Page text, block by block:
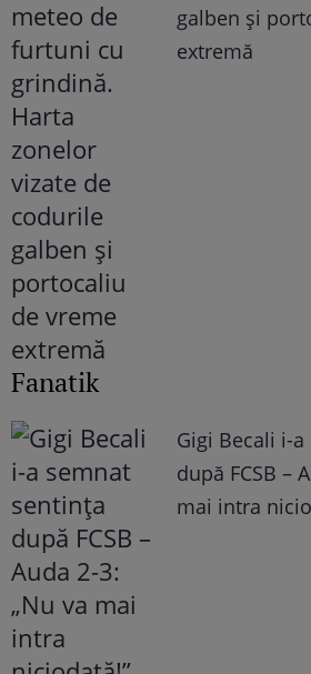
galben și
extremă
Fanatik
Gigi Becali i-
după FCSB –
mai intra